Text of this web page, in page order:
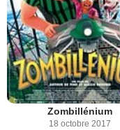
Zombillénium
18 octobre 2017